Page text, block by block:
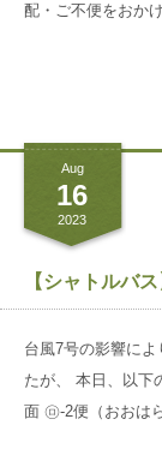
配・ご不便をおか
Aug
16
2023
【シャトルバ
台風7号の影響に
たが、 本日、以下
面 ㋺-2便（おおは